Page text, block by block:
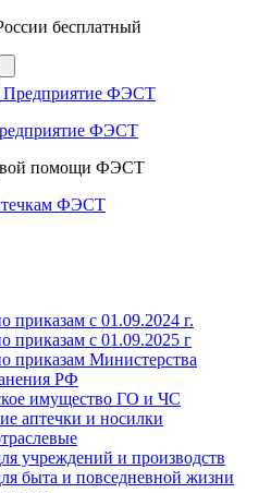
бесплатный
ФЭСТ
помощи ФЭСТ
приказам с 01.09.2024 г.
приказам с 01.09.2025 г
приказам Министерства
РФ
имущество ГО и ЧС
аптечки и носилки
учреждений и производств
быта и повседневной жизни